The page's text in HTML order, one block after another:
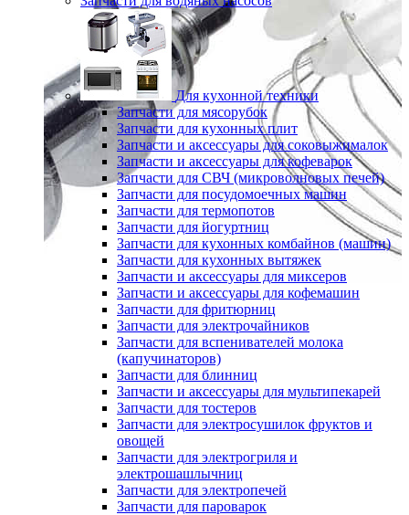
Для кухонной техники
Запчасти для мясорубок
Запчасти для кухонных плит
Запчасти и аксессуары для соковыжималок
Запчасти и аксессуары для кофеварок
Запчасти для СВЧ (микроволновых печей)
Запчасти для посудомоечных машин
Запчасти для термопотов
Запчасти для йогуртниц
Запчасти для кухонных комбайнов (машин)
Запчасти для кухонных вытяжек
Запчасти и аксессуары для миксеров
Запчасти и аксессуары для кофемашин
Запчасти для фритюрниц
Запчасти для электрочайников
Запчасти для вспенивателей молока
(капучинаторов)
Запчасти для блинниц
Запчасти и аксессуары для мультипекарей
Запчасти для тостеров
Запчасти для электросушилок фруктов и
овощей
Запчасти для электрогриля и
электрошашлычниц
Запчасти для электропечей
Запчасти для пароварок